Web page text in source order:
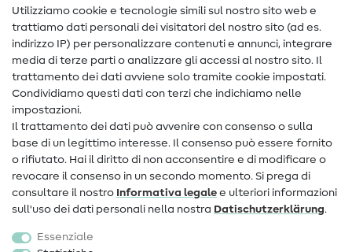
Nähanleitungen
Assistenza e contatto
Contatto
Informazioni sul nuovo proprietario
FAQ
Diritto di recesso
Popolare
Accessori cucito
Utilizziamo cookie e tecnologie simili sul nostro sito web e
trattiamo dati personali dei visitatori del nostro sito (ad es.
indirizzo IP) per personalizzare contenuti e annunci, integrare
media di terze parti o analizzare gli accessi al nostro sito. Il
trattamento dei dati avviene solo tramite cookie impostati.
Condividiamo questi dati con terzi che indichiamo nelle
impostazioni.
Il trattamento dei dati può avvenire con consenso o sulla
base di un legittimo interesse. Il consenso può essere fornito
o rifiutato. Hai il diritto di non acconsentire e di modificare o
revocare il consenso in un secondo momento. Si prega di
consultare il nostro Informativa legale e ulteriori informazioni
sull'uso dei dati personali nella nostra Dati­schutz­erklärung.
Essenziale